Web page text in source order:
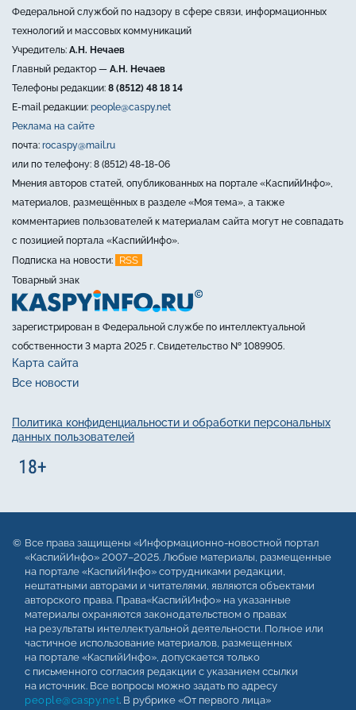
Федеральной службой по надзору в сфере связи, информационных
технологий и массовых коммуникаций
Учредитель: А.Н. Нечаев
Главный редактор — А.Н. Нечаев
Телефоны редакции: 8 (8512) 48 18 14
E-mail редакции: people@caspy.net
Реклама на сайте
почта: rocaspy@mail.ru
или по телефону: 8 (8512) 48-18-06
Мнения авторов статей, опубликованных на портале «КаспийИнфо»,
материалов, размещённых в разделе «Моя тема», а также
комментариев пользователей к материалам сайта могут не совпадать
с позицией портала «КаспийИнфо».
Подписка на новости:
RSS
Товарный знак
зарегистрирован в Федеральной службе по интеллектуальной
собственности 3 марта 2025 г. Свидетельство № 1089905.
Карта сайта
Все новости
Политика конфиденциальности и обработки персональных
данных пользователей
Все права защищены «Информационно-новостной портал
«КаспийИнфо» 2007–2025. Любые материалы, размещенные
на портале «КаспийИнфо» сотрудниками редакции,
нештатными авторами и читателями, являются объектами
авторского права. Права«КаспийИнфо» на указанные
материалы охраняются законодательством о правах
на результаты интеллектуальной деятельности. Полное или
частичное использование материалов, размещенных
на портале «КаспийИнфо», допускается только
с письменного согласия редакции с указанием ссылки
на источник. Все вопросы можно задать по адресу
people@caspy.net. В рубрике «От первого лица»